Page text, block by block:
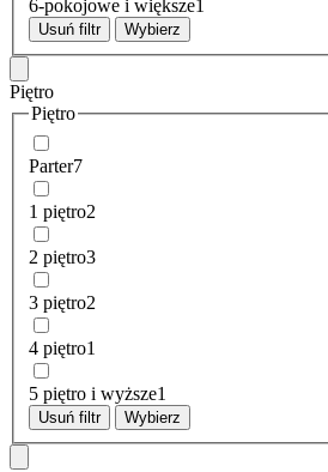
6-pokojowe i większe1
Usuń filtr Wybierz
Piętro
Piętro
Parter7
1 piętro2
2 piętro3
3 piętro2
4 piętro1
5 piętro i wyższe1
Usuń filtr Wybierz